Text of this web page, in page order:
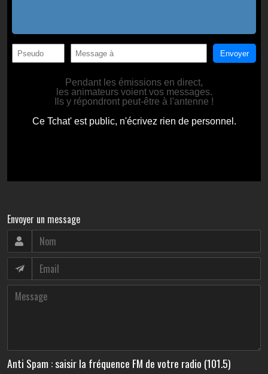
Envoyer un message
Anti Spam : saisir la fréquence FM de votre radio (101.5)